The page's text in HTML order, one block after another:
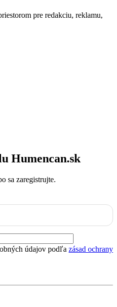
pre redakciu, reklamu,
Humencan.sk
sa zaregistrujte.
údajov podľa zásad ochrany